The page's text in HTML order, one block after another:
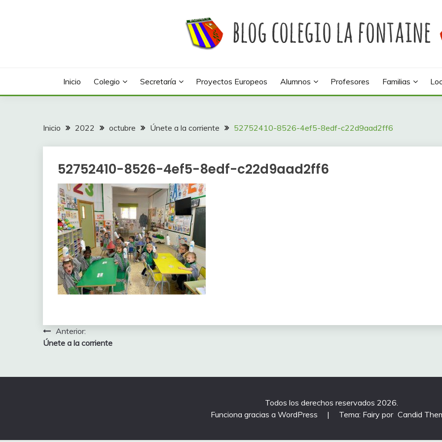
Inicio Colegio Secretaría Proyectos Europeos Alumnos Profesores Familias
Inicio 2022 octubre Únete a la corriente 52752410-8526-4ef5-8edf-c22d9aad2ff6
52752410-8526-4ef5-8edf-c22d9aad2ff6
Navegación
de
Anterior:
Únete a la corriente
Todos los derechos reservados 2026.
Funciona gracias a WordPress
| Tema: Fairy por Candid